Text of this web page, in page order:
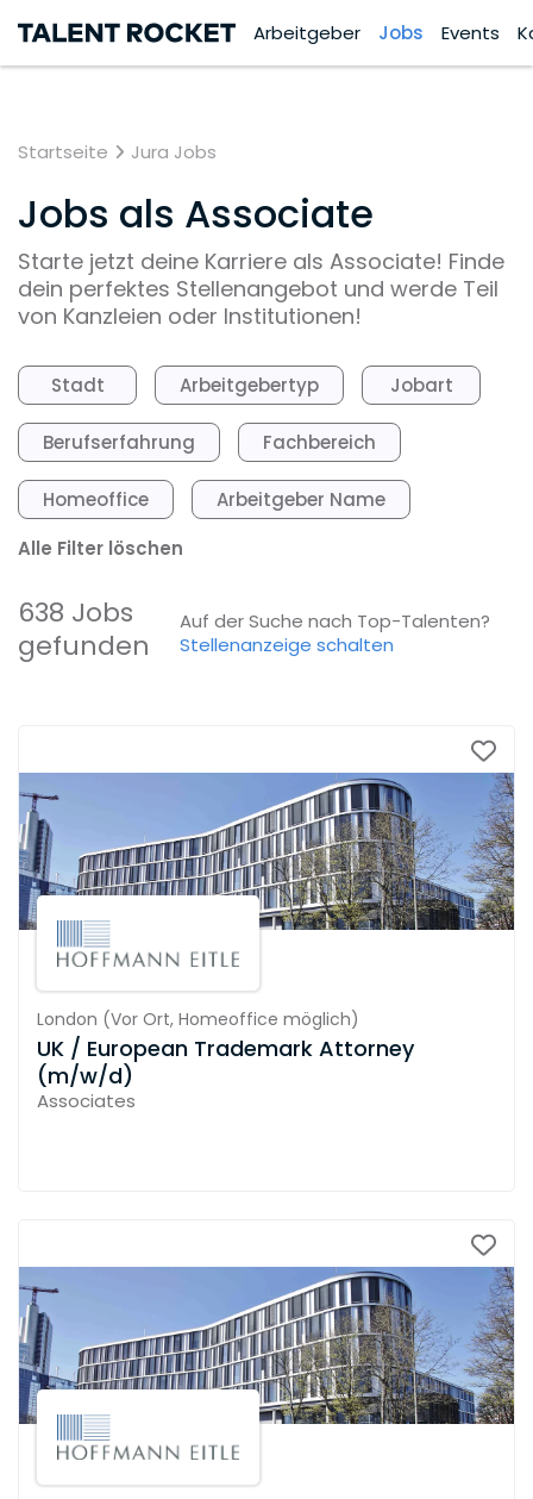
Arbeitgeber Jobs Events
Startseite Jura Jobs
Jobs als Associate
Starte jetzt deine Karriere als Associate! Finde
dein perfektes Stellenangebot und werde Teil
von Kanzleien oder Institutionen!
Stadt Arbeitgebertyp Jobart
Berufserfahrung Fachbereich
Homeoffice
Arbeitgeber Name
Alle Filter löschen
638 Jobs
gefunden
Auf der Suche nach Top-Talenten?
Stellenanzeige schalten
London (Vor Ort, Homeoffice möglich)
UK / European Trademark Attorney
(m/w/d)
Associates